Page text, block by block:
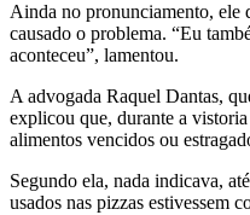
Ainda no pronunciamento, ele
causado o problema. “Eu
aconteceu”, lamentou.
A advogada Raquel Dantas,
explicou que, durante a
alimentos vencidos ou
Segundo ela, nada indicava,
usados nas pizzas estivessem